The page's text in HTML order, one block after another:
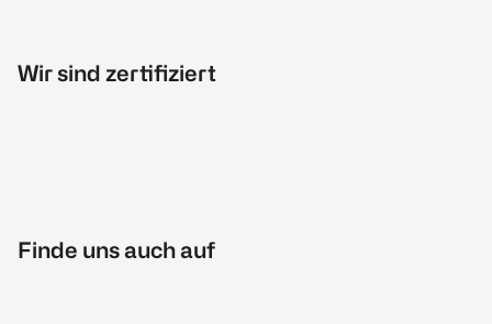
Wir sind zertifiziert
Finde uns auch auf